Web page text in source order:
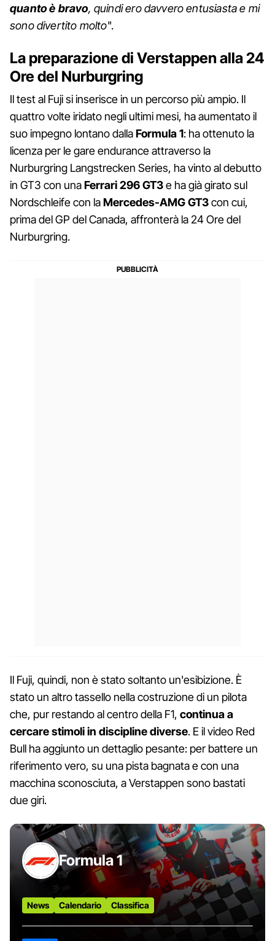
quanto è bravo, quindi ero davvero entusiasta e mi
sono divertito molto".
La preparazione di Verstappen alla 24
Ore del Nurburgring
Il test al Fuji si inserisce in un percorso più ampio. Il
quattro volte iridato negli ultimi mesi, ha aumentato il
suo impegno lontano dallaFormula 1: ha ottenuto la
licenza per le gare endurance attraverso la
Nurburgring Langstrecken Series, ha vinto al debutto
in GT3 con unaFerrari 296 GT3e ha già girato sul
Nordschleife con laMercedes-AMG GT3con cui,
prima del GP del Canada, affronterà la 24 Ore del
Nurburgring.
Il Fuji, quindi, non è stato soltanto un'esibizione. È
stato un altro tassello nella costruzione di un pilota
che, pur restando al centro della F1, continua a
cercare stimoli in discipline diverse. E il video Red
Bull ha aggiunto un dettaglio pesante: per battere un
riferimento vero, su una pista bagnata e con una
macchina sconosciuta, a Verstappen sono bastati
due giri.
Formula 1
News Calendario Classifica